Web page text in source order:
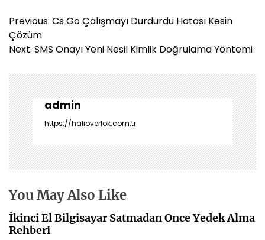
Y
a
z
g
e
z
i
n
m
e
i
Previous: Cs Go Çalışmayı Durdurdu Hatası Kesin
Çözüm
Next: SMS Onayı Yeni Nesil Kimlik Doğrulama Yöntemi
admin
https://halioverlok.com.tr
You May Also Like
İkinci El Bilgisayar Satmadan Once Yedek Alma
Rehberi